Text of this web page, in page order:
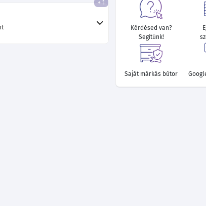
+ 1
Kérdésed van?
Segítünk!
Saját márkás bútor